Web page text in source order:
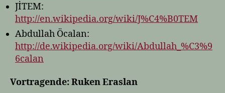
JİTEM:
http://en.wikipedia.org/wiki/J%C4%B0TEM
Abdullah Öcalan:
http://de.wikipedia.org/wiki/Abdullah_%C3%9
6calan
Vortragende: Ruken Eraslan